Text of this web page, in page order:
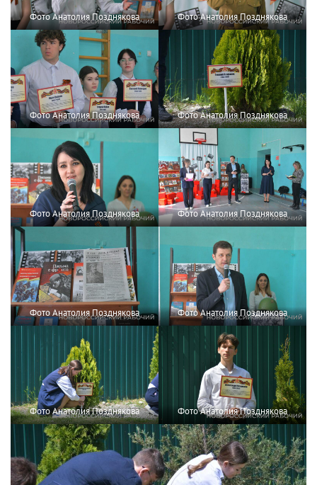
Фото Анатолия Позднякова Фото Анатолия Позднякова
Фото Анатолия Позднякова Фото Анатолия Позднякова
Фото Анатолия Позднякова Фото Анатолия Позднякова
Фото Анатолия Позднякова Фото Анатолия Позднякова
Фото Анатолия Позднякова Фото Анатолия Позднякова